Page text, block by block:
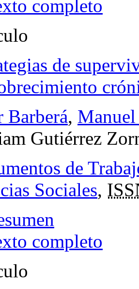
completo
de
Barberá,
Gutiérrez
de
Sociales,
completo